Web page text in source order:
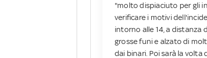
"molto dispiaciuto per gli
verificare i motivi
intorno alle 14, a distanza
grosse funi e alzato di
dai binari. Poi sarà la